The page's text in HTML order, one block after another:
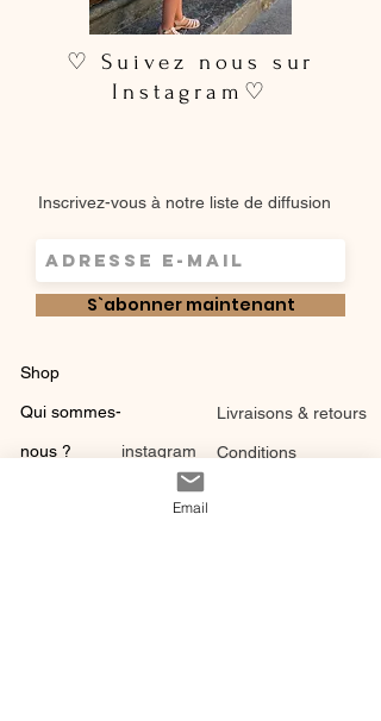
♡ Suivez nous sur
Instagram♡
Inscrivez-vous à notre liste de diffusion
S`abonner maintenant
Shop
Qui sommes-
nous ? instagram
Livraisons & retours
Conditions
Email